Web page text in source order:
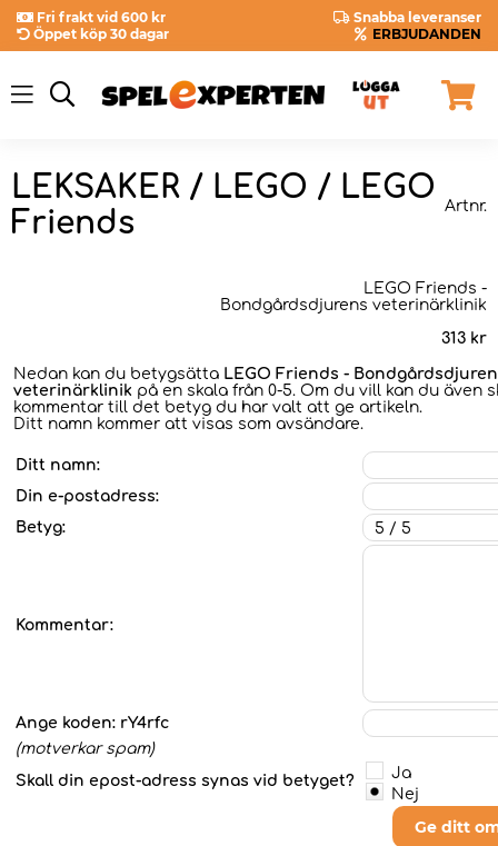
Fri frakt vid 600 kr
Snabba leveranser
Öppet köp 30 dagar
ERBJUDANDEN
LEKSAKER / LEGO / LEGO
Friends
Artnr.
LEGO Friends -
Bondgårdsdjurens veterinärklinik
313 kr
Nedan kan du betygsätta LEGO Friends -
veterinärklinik på en skala från 0-5. Om du vill kan du även
kommentar till det betyg du har valt att ge artikeln.
Ditt namn kommer att visas som avsändare.
Ditt namn:
Din e-postadress:
Betyg:
Kommentar:
Ange koden: rY4rfc
(motverkar spam)
Skall din epost-adress synas vid betyget?
Ja
Nej
Ge ditt